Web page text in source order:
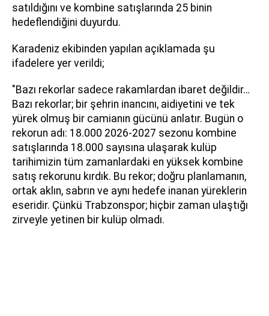
satıldığını ve kombine satışlarında 25 binin
hedeflendiğini duyurdu.
Karadeniz ekibinden yapılan açıklamada şu
ifadelere yer verildi;
"Bazı rekorlar sadece rakamlardan ibaret değildir…
Bazı rekorlar; bir şehrin inancını, aidiyetini ve tek
yürek olmuş bir camianın gücünü anlatır. Bugün o
rekorun adı: 18.000 2026-2027 sezonu kombine
satışlarında 18.000 sayısına ulaşarak kulüp
tarihimizin tüm zamanlardaki en yüksek kombine
satış rekorunu kırdık. Bu rekor; doğru planlamanın,
ortak aklın, sabrın ve aynı hedefe inanan yüreklerin
eseridir. Çünkü Trabzonspor; hiçbir zaman ulaştığı
zirveyle yetinen bir kulüp olmadı.